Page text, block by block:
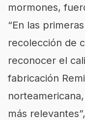
mormones,
“En las
recolección de
reconocer el
fabricación
más